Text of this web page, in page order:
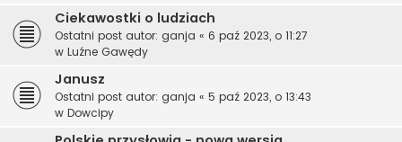
Ciekawostki o ludziach
Ostatni post autor: ganja « 6 paź 2023, o 11:27
w Luźne Gawędy
Janusz
Ostatni post autor: ganja « 5 paź 2023, o 13:43
w Dowcipy